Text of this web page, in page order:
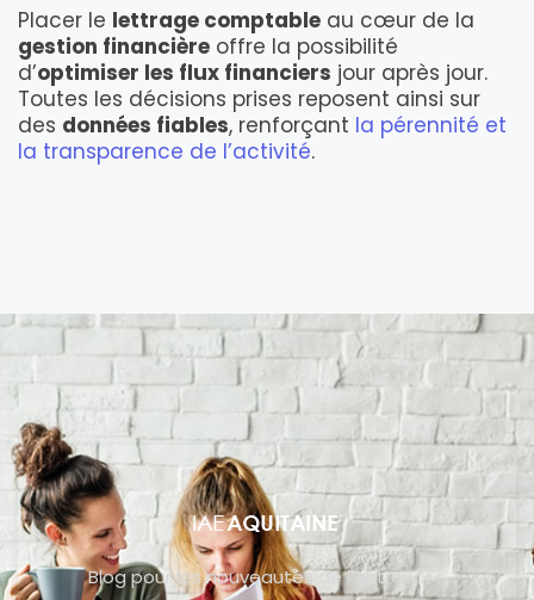
Placer le lettrage comptable au cœur de la
gestion financière offre la possibilité
d’optimiser les flux financiers jour après jour.
Toutes les décisions prises reposent ainsi sur
des données fiables, renforçant la pérennité et
la transparence de l’activité.
Blog pour les nouveautés de l’entreprise